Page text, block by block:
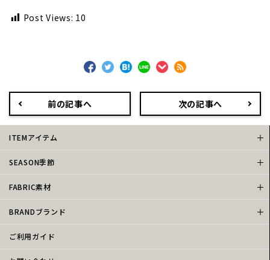
Post Views: 10
前の記事へ 次の記事へ
ITEMアイテム
SEASON季節
FABRIC素材
BRANDブランド
ご利用ガイド